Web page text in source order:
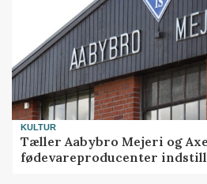
KULTUR
Tæller Aabybro Mejeri og
fødevareproducenter